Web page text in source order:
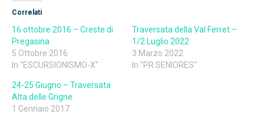
Correlati
16 ottobre 2016 – Creste di
Pregasina
5 Ottobre 2016
In "ESCURSIONISMO-X"
Traversata della Val Ferret –
1/2 Luglio 2022
3 Marzo 2022
In "PR SENIORES"
24-25 Giugno – Traversata
Alta delle Grigne
1 Gennaio 2017